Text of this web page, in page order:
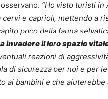
“Ho visto turisti in
cervi e caprioli, mettendo a
poco della fauna
invadere il loro spazio
reazioni di
di sicurezza per noi e per
ai bambini e che